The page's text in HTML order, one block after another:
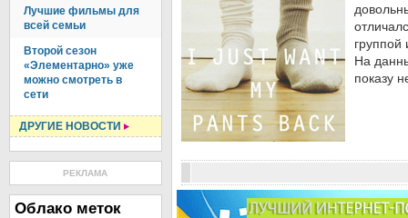
Лучшие фильмы для
всей семьи
Второй сезон
«Элементарно» уже
можно смотреть в
сети
ДРУГИЕ НОВОСТИ
РЕКЛАМА
Облако меток
На
показу